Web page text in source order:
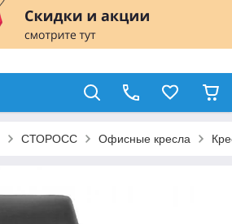
СТОРОСС Офисные кресла